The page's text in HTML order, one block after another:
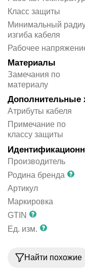
Класс защиты
Минимальный
изгиба кабеля
Рабочее
Материалы
Замечания по
материалу
Дополнительные
Атрибуты кабеля
Примечание по
классу защиты
Производитель
Родина бренда
Артикул
Маркировка
GTIN
Ед. изм.
Найти похожие